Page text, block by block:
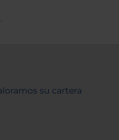
.
su cartera